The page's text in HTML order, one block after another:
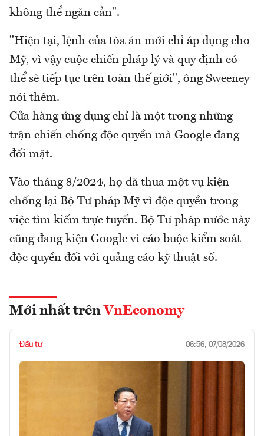
không thể ngăn cản".
"Hiện tại, lệnh của tòa án mới chỉ áp dụng cho
Mỹ, vì vậy cuộc chiến pháp lý và quy định có
thể sẽ tiếp tục trên toàn thế giới", ông Sweeney
nói thêm.
Cửa hàng ứng dụng chỉ là một trong những
trận chiến chống độc quyền mà Google đang
đối mặt.
Vào tháng 8/2024, họ đã thua một vụ kiện
chống lại Bộ Tư pháp Mỹ vì độc quyền trong
việc tìm kiếm trực tuyến. Bộ Tư pháp nước này
cũng đang kiện Google vì cáo buộc kiểm soát
độc quyền đối với quảng cáo kỹ thuật số.
Mới nhất trên VnEconomy
Đầu tư 06:56, 07/08/2026